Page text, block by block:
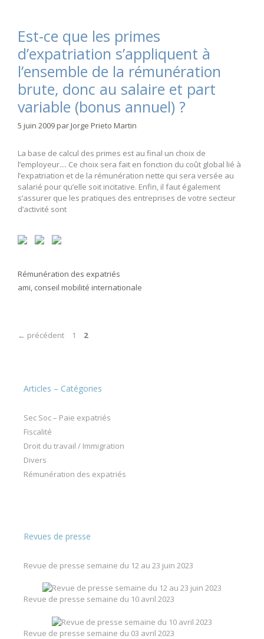
Est-ce que les primes
d’expatriation s’appliquent à
l’ensemble de la rémunération
brute, donc au salaire et part
variable (bonus annuel) ?
5 juin 2009parJorge Prieto Martin
La base de calcul des primes est au final un choix de
l’employeur.... Ce choix sera fait en fonction du coût global lié à
l’expatriation et de la rémunération nette qui sera versée au
salarié pour qu’elle soit incitative. Enfin, il faut également
s’assurer que les pratiques des entreprises de votre secteur
d’activité sont
Catégories
Rémunération des expatriés
Étiquettes
ami conseil mobilité internationale
← précédent Page
1 Page
2
Articles – Catégories
Sec Soc – Paie expatriés
Fiscalité
Droit du travail / Immigration
Divers
Rémunération des expatriés
Revues de presse
Revue de presse semaine du 12 au 23 juin 2023
Revue de presse semaine du 10 avril 2023
Revue de presse semaine du 03 avril 2023